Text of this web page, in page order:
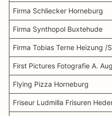
Firma Schliecker Horneburg
Firma Synthopol Buxtehude
Firma Tobias Terne Heizung /
First Pictures Fotografie A.
Flying Pizza Horneburg
Friseur Ludmilla Frisuren